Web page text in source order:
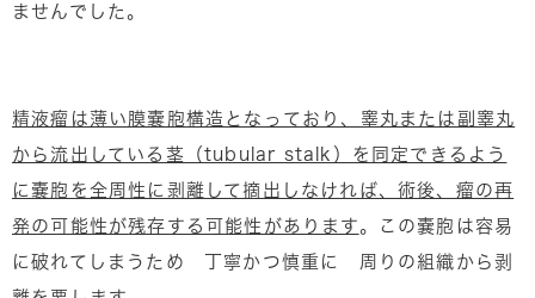
ませんでした。
精液瘤は薄い膜嚢胞構造となっており、睾丸または副睾丸
から流出している茎（tubular stalk）を同定できるよう
に嚢胞を全周性に剥離して摘出しなければ、術後、瘤の再
発の可能性が残存する可能性があります 。この嚢胞は容易
に破れてしまうため 丁寧かつ慎重に 周りの組織から剥